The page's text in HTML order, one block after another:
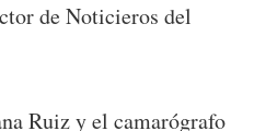
de Noticieros del
Ruiz y el camarógrafo